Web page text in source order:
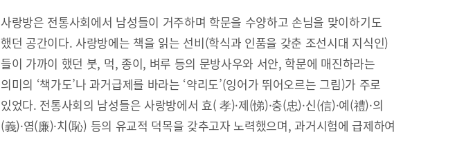
사랑방은 전통사회에서 남성들이 거주하며 학문을 수양하고 손님을 맞이하기도
했던 공간이다. 사랑방에는 책을 읽는 선비(학식과 인품을 갖춘 조선시대 지식인)
들이 가까이 했던 붓, 먹, 종이, 벼루 등의 문방사우와 서안, 학문에 매진하라는
의미의 ‘책가도’나 과거급제를 바라는 ‘약리도’(잉어가 뛰어오르는 그림)가 주로
있었다. 전통사회의 남성들은 사랑방에서 효( 孝)·제(悌)·충(忠)·신(信)·예(禮)·의
(義)·염(廉)·치(恥) 등의 유교적 덕목을 갖추고자 노력했으며, 과거시험에 급제하여